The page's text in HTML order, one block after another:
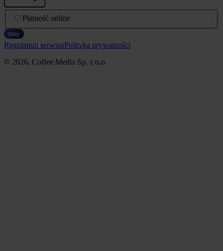
Płatność online
Regulamin serwisuPolityka prywatności
© 2026, Coffee Media Sp. z o.o.